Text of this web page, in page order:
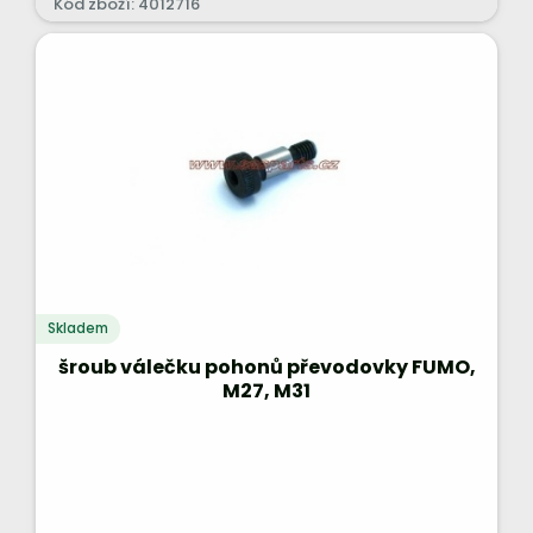
Skladem
šroub válečku pohonů převodovky FUMO,
M27, M31